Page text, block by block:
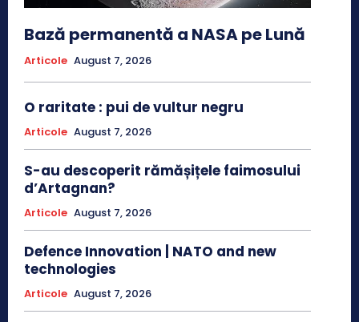
Bază permanentă a NASA pe Lună
Articole August 7, 2026
O raritate : pui de vultur negru
Articole August 7, 2026
S-au descoperit rămășițele faimosului
d’Artagnan?
Articole August 7, 2026
Defence Innovation | NATO and new
technologies
Articole August 7, 2026